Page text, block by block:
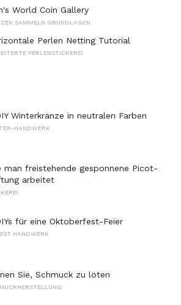
World Coin Gallery
SAMMELN GRUNDLAGEN
Perlen Netting Tutorial
PERLENSTICKEREI
Winterkränze in neutralen Farben
HANDWERK
man freistehende gesponnene Picot-
arbeitet
für eine Oktoberfest-Feier
HANDWERK
Sie, Schmuck zu löten